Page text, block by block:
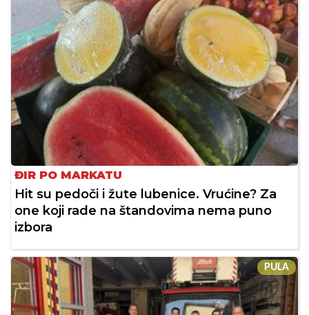
ĐIR PO MARKATU
Hit su pedoči i žute lubenice. Vrućine? Za
one koji rade na štandovima nema puno
izbora
PULA